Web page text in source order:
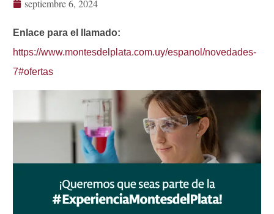
septiembre 6, 2024
Enlace para el llamado:
https://www.montesdelplata.com.uy/espanol/novedades-
7#ofertas